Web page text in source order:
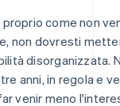
proprio come non
non dovresti
disorganizzata.
anni, in regola e
venir meno